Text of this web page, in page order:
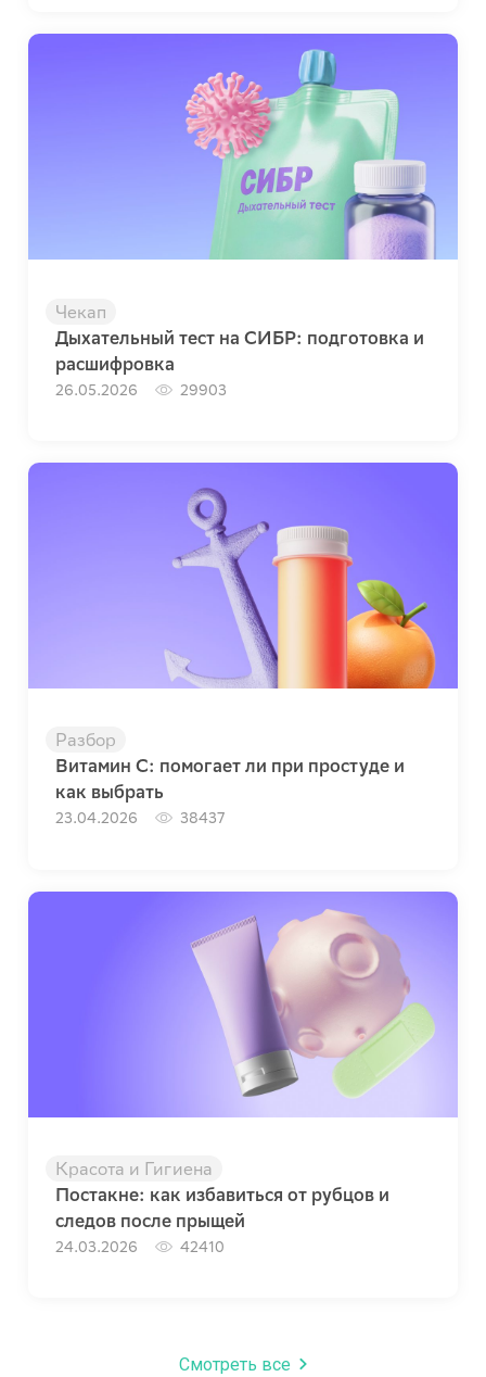
Чекап
Дыхательный тест на СИБР: подготовка и
расшифровка
26.05.2026 29903
Разбор
Витамин C: помогает ли при простуде и
как выбрать
23.04.2026 38437
Красота и Гигиена
Постакне: как избавиться от рубцов и
следов после прыщей
24.03.2026 42410
Смотреть все